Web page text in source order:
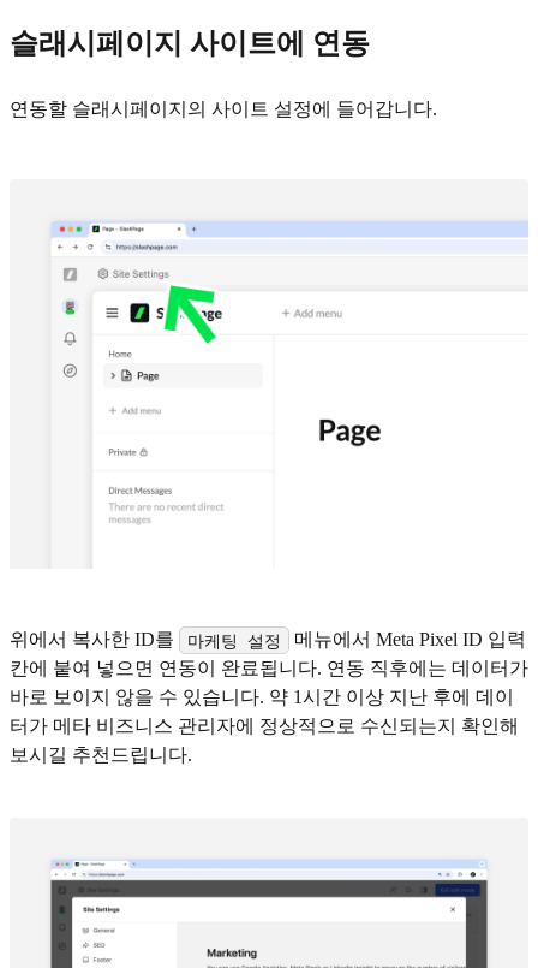
슬래시페이지 사이트에 연동
연동할 슬래시페이지의 사이트 설정에 들어갑니다.
위에서 복사한 ID를 마케팅 설정
메뉴에서 Meta Pixel ID 입력
칸에 붙여 넣으면 연동이 완료됩니다. 연동 직후에는 데이터가
바로 보이지 않을 수 있습니다. 약 1시간 이상 지난 후에 데이
터가 메타 비즈니스 관리자에 정상적으로 수신되는지 확인해
보시길 추천드립니다.